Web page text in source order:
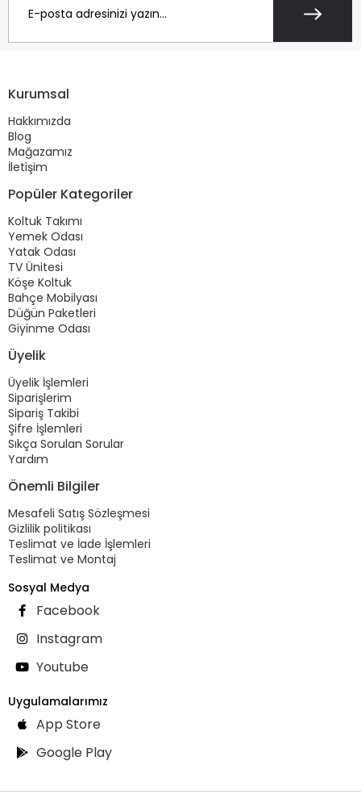
Kurumsal
Hakkımızda
Blog
Mağazamız
İletişim
Popüler Kategoriler
Koltuk Takımı
Yemek Odası
Yatak Odası
TV Ünitesi
Köşe Koltuk
Bahçe Mobilyası
Düğün Paketleri
Giyinme Odası
Üyelik
Üyelik İşlemleri
Siparişlerim
Sipariş Takibi
Şifre İşlemleri
Sıkça Sorulan Sorular
Yardım
Önemli Bilgiler
Mesafeli Satış Sözleşmesi
Gizlilik politikası
Teslimat ve İade İşlemleri
Teslimat ve Montaj
Sosyal Medya
Facebook
Instagram
Youtube
Uygulamalarımız
App Store
Google Play